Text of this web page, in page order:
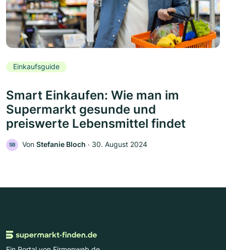
Einkaufsguide
Smart Einkaufen: Wie man im
Supermarkt gesunde und
preiswerte Lebensmittel findet
SB Von Stefanie Bloch ‧ 30. August 2024